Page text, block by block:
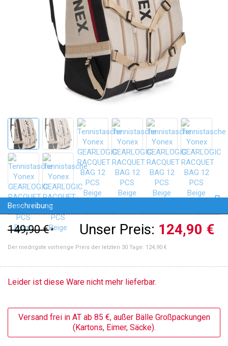
Beschreibung
149,90 €* Unser Preis: 124,90 €
Der niedrigste vorherige Preis der letzten 30 Tage: 124,90 €
Leider ist diese Ware nicht mehr lieferbar.
Versand frei in AT ab 85 €, außer Bälle Großpackungen
(Kartons, Eimer, Säcke).